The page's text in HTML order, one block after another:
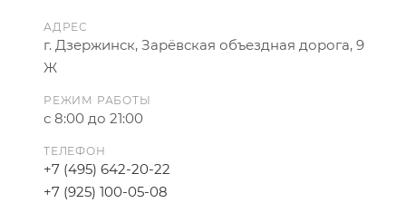
АДРЕС
г. Дзержинск, Зарёвская объездная дорога, 9
Ж
РЕЖИМ РАБОТЫ
с 8:00 до 21:00
ТЕЛЕФОН
+7 (495) 642-20-22
+7 (925) 100-05-08